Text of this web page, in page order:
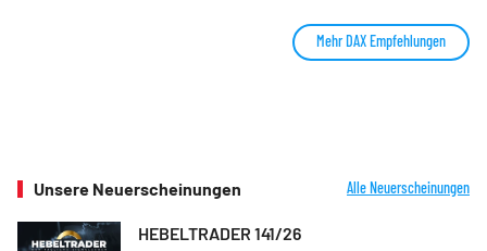
Mehr DAX Empfehlungen
Unsere Neuerscheinungen Alle Neuerscheinungen
HEBELTRADER 141/26